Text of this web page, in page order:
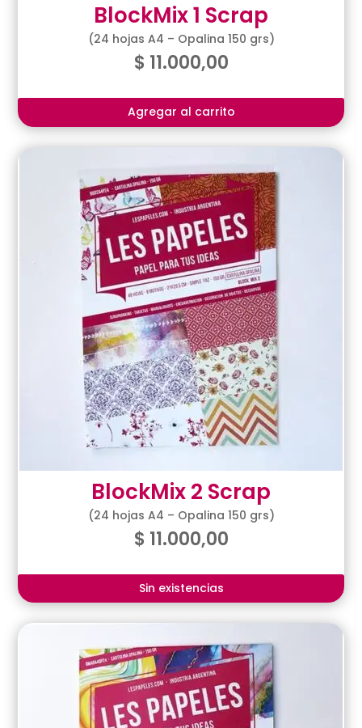
BlockMix 1 Scrap
(24 hojas A4 – Opalina 150 grs)
$ 11.000,00
Agregar al carrito
BlockMix 2 Scrap
(24 hojas A4 – Opalina 150 grs)
$ 11.000,00
Sin existencias